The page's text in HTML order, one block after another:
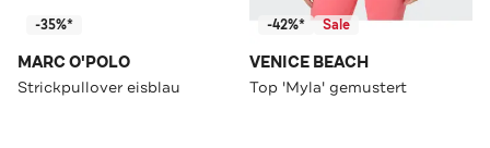
-35%*
MARC O'POLO
Strickpullover eisblau
-42%* Sale
VENICE BEACH
Top 'Myla' gemustert